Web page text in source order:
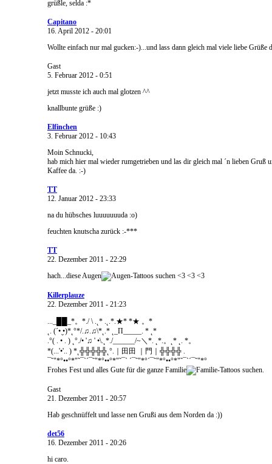
grüßle, selda :*
Capitano
16. April 2012 - 20:01
Wollte einfach nur mal gucken:-)...und lass dann gleich mal viele liebe Grüße
Gast
5. Februar 2012 - 0:51
jetzt musste ich auch mal glotzen ^^
knallbunte grüße :)
Elfinchen
3. Februar 2012 - 10:43
Moin Schnucki,
hab mich hier mal wieder rumgetrieben und las dir gleich mal ´n lieben Gruß
Kaffee da. :-)
TT
12. Januar 2012 - 23:33
na du hübsches luuuuuuuda :o)
feuchten knutscha zurück :-***
TT
22. Dezember 2011 - 22:29
hach...diese Augen
<3 <3 <3
Killerplauze
22. Dezember 2011 - 21:23
..._██_*。*./ \ .˛* .˛.*.★* *★ 。*
˛. (´• ̮•)*˛°*/.♫.♫\*˛.* ˛_Π_____. * ˛*
.°( . • . ) ˛°./• '♫ ' •\.˛*./______/~＼*. ˛*.。˛* ˛. *。
*(...'•'.. ) *˛╬╬╬╬╬˛°.｜田田 ｜門｜╬╬╬╬ .
¯˜"*°••°*"˜¯`´¯˜"*°••°*"˜¯` ´¯˜"*°´¯˜"*°••°*"˜¯`´¯˜"*°
Frohes Fest und alles Gute für die ganze Familie
.
Gast
21. Dezember 2011 - 20:57
Hab geschnüffelt und lasse nen Grußi aus dem Norden da :))
det56
16. Dezember 2011 - 20:26
hi caro.